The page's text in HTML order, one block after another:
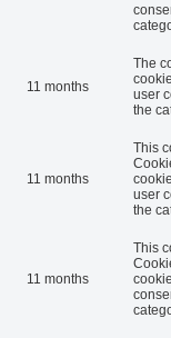
11 months
The
user
the
11 months
This
user
the
11 months
This